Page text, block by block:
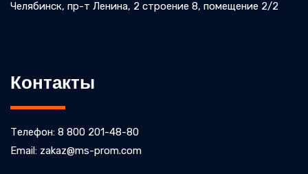
Челябинск, пр-т Ленина, 2 строение 8, помещение 2/2
Контакты
Телефон: 8 800 201-48-80
Email: zakaz@ms-prom.com